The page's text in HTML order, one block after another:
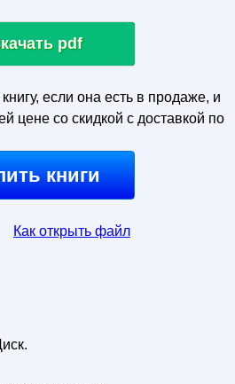
pdf
если она есть в продаже, и
цене со скидкой с доставкой по
книги
Как открыть файл